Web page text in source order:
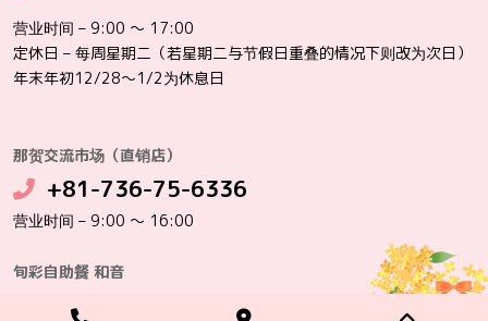
营业时间 – 9:00 ～ 17:00
定休日 – 每周星期二（若星期二与节假日重叠的情况下则改为次日）
年末年初12/28～1/2为休息日
那贺交流市场（直销店）
+81-736-75-6336
营业时间 – 9:00 ～ 16:00
旬彩自助餐 和音
+81-736-79-3110